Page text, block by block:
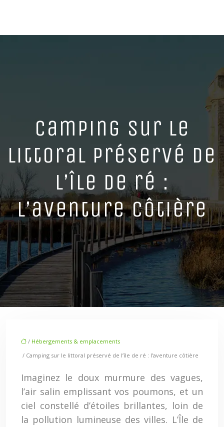
Camping sur le
littoral préservé de
l’île de ré :
l’aventure côtière
/ Hébergements & emplacements
/ Camping sur le littoral préservé de l’île de ré : l’aventure côtière
Imaginez le doux murmure des vagues,
l’air salin emplissant vos poumons, et un
ciel constellé d’étoiles brillantes, loin de
la pollution lumineuse des villes. L’Île de